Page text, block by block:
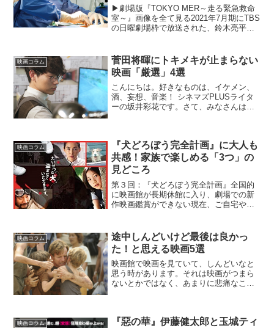
▶︎劇場版『TOKYO MER～走る緊急救命
室～』画像を全て見る2021年7月期にTBS
の日曜劇場枠で放送された、鈴木亮平主
となった。オペ室を搭載した大型車両...
映画コラム
菅田将暉にトキメキが止まらない
映画「厳選」4選
こんにちは。好きなものは、イケメン、
酒、妄想、音楽！ シネマズPLUSライタ
ーの坂井彩花です。さて、みなさんは
が出てるからに...
映画コラム
『犬どろぼう完全計画』に大人も
共感！家族で楽しめる「3つ」の
見どころ
第３回：『犬どろぼう完全計画』全国的
に映画館が長期休館に入り、劇場での新
作映画鑑賞ができない現在、ご自宅やス
る配信作品は便利なのですが、さすがに
これだけ長期化すると、ど...
映画コラム
途中しんどいけど最後は良かっ
た！と思える映画5選
映画館で映画を見ていて、しんどいなと
思う時があります。それは映画がつまら
ないとかではなく、あまりに悲痛なこと
こそ映画のクライマックス...
映画コラム
『惡の華』伊藤健太郎と玉城ティ